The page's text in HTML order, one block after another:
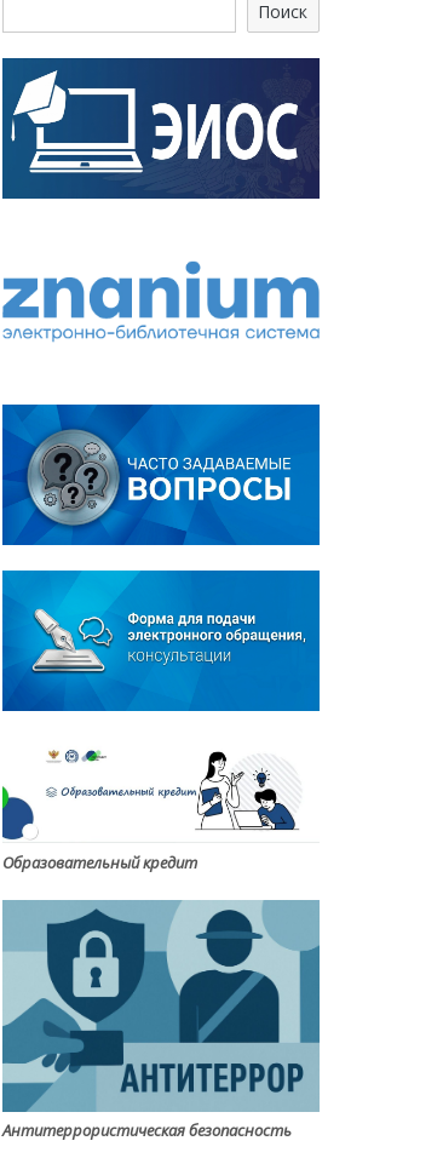
Поиск
Образовательный кредит
Антитеррористическая безопасность